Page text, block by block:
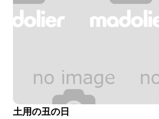
土用の丑の日